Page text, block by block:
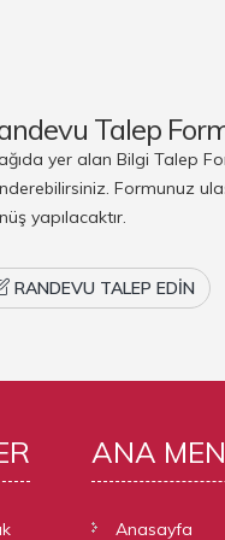
Talep
yer alan Bilgi Talep
Formunuz
yapılacaktır.
RANDEVU TALEP EDIN
ANA
Anasayfa